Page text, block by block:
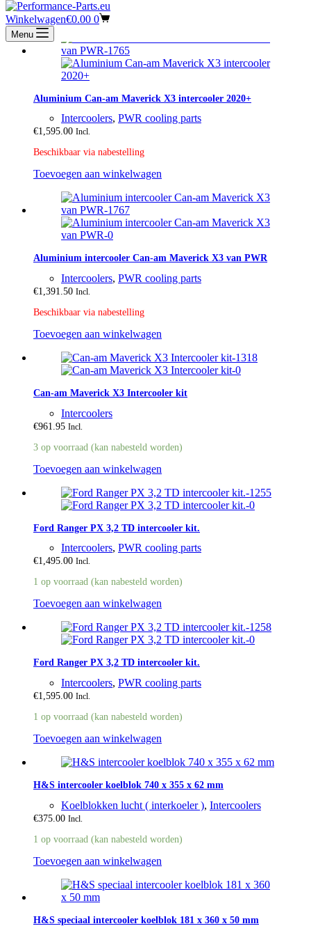
Winkelwagen€0.00 0
Menu
Aluminium Can-am Maverick X3 intercooler 2020+
Intercoolers, PWR cooling parts
€1,595.00 Incl.
Beschikbaar via nabestelling
Toevoegen aan winkelwagen
Aluminium intercooler Can-am Maverick X3 van PWR
Intercoolers, PWR cooling parts
€1,391.50 Incl.
Beschikbaar via nabestelling
Toevoegen aan winkelwagen
Can-am Maverick X3 Intercooler kit
Intercoolers
€961.95 Incl.
3 op voorraad (kan nabesteld worden)
Toevoegen aan winkelwagen
Ford Ranger PX 3,2 TD intercooler kit.
Intercoolers, PWR cooling parts
€1,495.00 Incl.
1 op voorraad (kan nabesteld worden)
Toevoegen aan winkelwagen
Ford Ranger PX 3,2 TD intercooler kit.
Intercoolers, PWR cooling parts
€1,595.00 Incl.
1 op voorraad (kan nabesteld worden)
Toevoegen aan winkelwagen
H&S intercooler koelblok 740 x 355 x 62 mm
Koelblokken lucht ( interkoeler ), Intercoolers
€375.00 Incl.
1 op voorraad (kan nabesteld worden)
Toevoegen aan winkelwagen
H&S speciaal intercooler koelblok 181 x 360 x 50 mm